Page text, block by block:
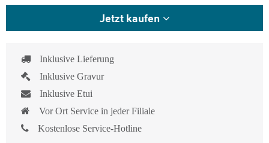
Jetzt kaufen
Inklusive Lieferung
Inklusive Gravur
Inklusive Etui
Vor Ort Service in jeder Filiale
Kostenlose Service-Hotline